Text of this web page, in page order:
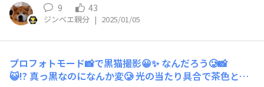
9 43
ジンベエ親分 | 2025/01/05
プロフォトモード📸で黒猫撮影😀✨ なんだろう🥲📸
😺⁉️ 真っ黒なのになんか変🥲 光の当たり具合で茶色と白